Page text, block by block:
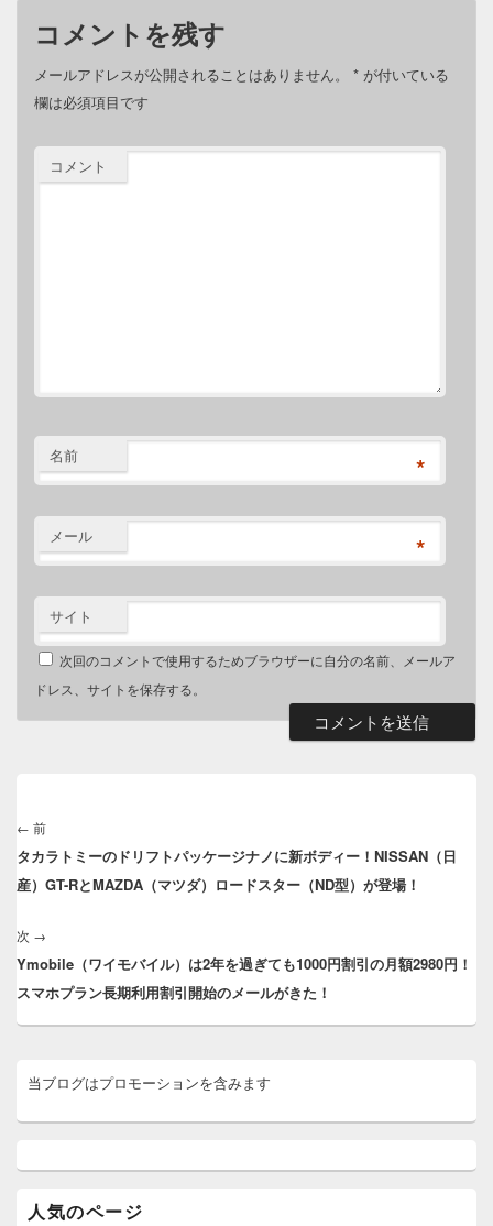
コメントを残す
メールアドレスが公開されることはありません。 * が付いている
欄は必須項目です
コメント
名前 *
メール *
サイト
次回のコメントで使用するためブラウザーに自分の名前、メールア
ドレス、サイトを保存する。
稿
ナ
ビ
ゲ
ー
シ
ョ
ン
← 前
の
投
タカラトミーのドリフトパッケージナノに新ボディー！NISSAN（日
産）GT-RとMAZDA（マツダ）ロードスター（ND型）が登場！
次 →
の
投
稿:
Ymobile（ワイモバイル）は2年を過ぎても1000円割引の月額2980円！
スマホプラン長期利用割引開始のメールがきた！
イ
サ
ド
当ブログはプロモーションを含みます
人気のページ